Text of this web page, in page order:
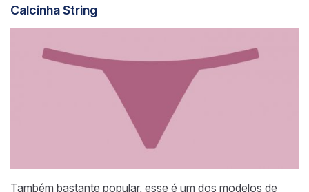
Calcinha String
Também bastante popular, esse é um dos modelos de